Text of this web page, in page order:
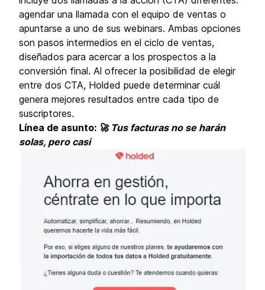
agendar una llamada con el equipo de ventas o
apuntarse a uno de sus webinars. Ambas opciones
son pasos intermedios en el ciclo de ventas,
diseñados para acercar a los prospectos a la
conversión final. Al ofrecer la posibilidad de elegir
entre dos CTA, Holded puede determinar cuál
genera mejores resultados entre cada tipo de
suscriptores.
Línea de asunto: 🚀 Tus facturas no se harán
solas, pero casi